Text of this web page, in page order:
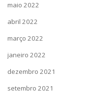
maio 2022
abril 2022
março 2022
janeiro 2022
dezembro 2021
setembro 2021